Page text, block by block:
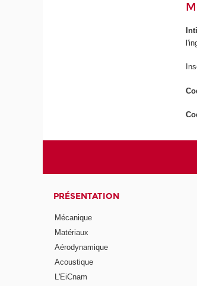
PRÉSENTATION
Mécanique
Matériaux
Aérodynamique
Acoustique
L'EiCnam